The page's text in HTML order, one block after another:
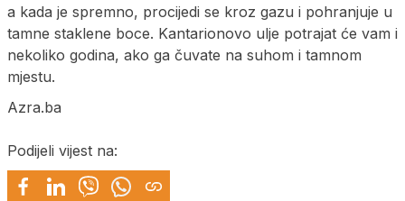
a kada je spremno, procijedi se kroz gazu i pohranjuje u
tamne staklene boce. Kantarionovo ulje potrajat će vam i
nekoliko godina, ako ga čuvate na suhom i tamnom
mjestu.
Azra.ba
Podijeli vijest na: